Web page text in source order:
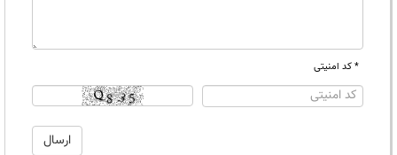
* کد امنیتی